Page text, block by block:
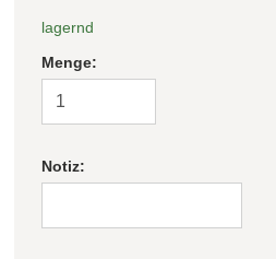
lagernd
Menge:
Notiz: